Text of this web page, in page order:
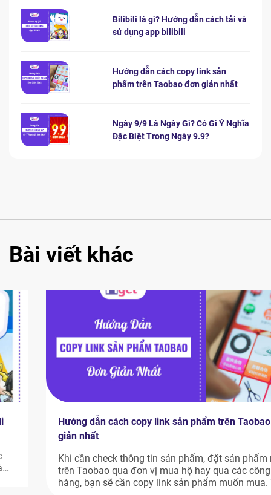
Bilibili là gì? Hướng dẫn cách tải và
sử dụng app bilibili
Hướng dẫn cách copy link sản
phẩm trên Taobao đơn giản nhất
Ngày 9/9 Là Ngày Gì? Có Gì Ý Nghĩa
Đặc Biệt Trong Ngày 9.9?
Bài viết khác
Hướng dẫn cách copy link sản phẩm trên Taobao đơn
Khi cần check thông tin sản phẩm, đặt sản phẩm nào đó
trên Taobao qua đơn vị mua hộ hay qua các công cụ đặt
hàng, bạn sẽ cần copy link sản phẩm muốn mua. Tuy